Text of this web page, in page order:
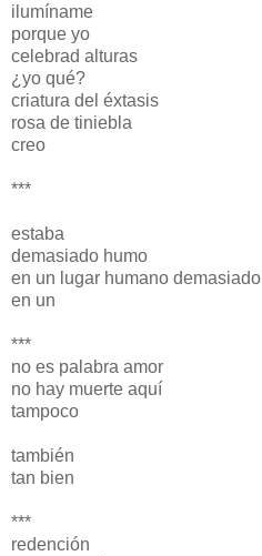
ilumíname
porque yo
celebrad alturas
¿yo qué?
criatura del éxtasis
rosa de tiniebla
creo
***
estaba
demasiado humo
en un lugar humano demasiado
en un
***
no es palabra amor
no hay muerte aquí
tampoco
también
tan bien
***
redención